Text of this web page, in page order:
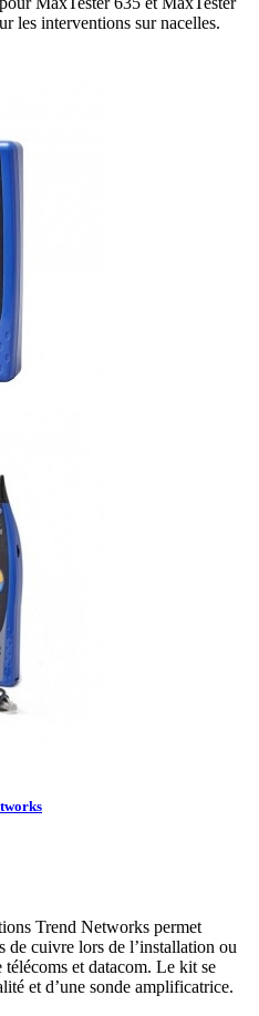
les interventions sur nacelles.
Trend Networks permet
de cuivre lors de l’installation ou
et datacom. Le kit se
et d’une sonde amplificatrice.